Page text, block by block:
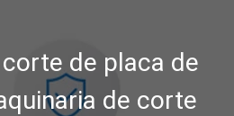
de placa de
de corte